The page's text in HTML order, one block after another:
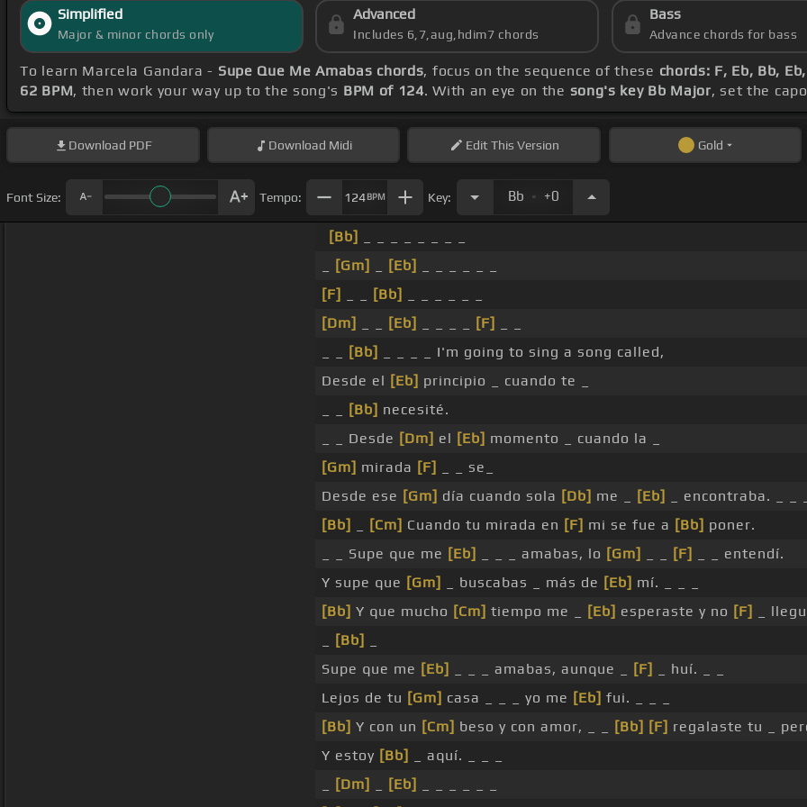
Simplified
Major & minor chords only
Advanced
Includes 6,7,aug,hdim7 chords
Bass
Advance chords for bass
To learn Marcela Gandara - Supe Que Me Amabas chords, focus on the sequence of these chords: F, Eb, Bb,
62 BPM, then work your way up to the song's BPM of 124. With an eye on the song's key Bb Major, set the
Download PDF Download Midi EditThis Version Gold
Font Size: Tempo: 124BPM Key: Bb . +0
[Bb]
[Gm] [Eb]
[F]
[Bb]
[Dm]
[Eb] [F]
[Bb]
_ _ _ _ I'm going to sing a song called,
Desde el [Eb] principio _ cuando te _
[Bb] necesité.
_ _ Desde [Dm] el [Eb] momento _ cuando la _
[Gm] mirada [F]
_ _ se_
Desde ese [Gm] día cuando sola [Db] me _ [Eb]
_ encontraba. _ _ _
[Bb]
[Cm] Cuando tu mirada en [F] mi se fue a [Bb] poner.
_ _ Supe que me [Eb] _ _ _ amabas, lo [Gm] [F]
_ _ entendí.
Y supe que [Gm] _ buscabas _ más de [Eb] mí. _ _ _
[Bb] Y que mucho [Cm] tiempo me _ [Eb] esperaste y no [F]
_
[Bb]
Supe que me [Eb] _ _ _ amabas, aunque _ [F]
_ huí. _ _
Lejos de tu [Gm] casa _ _ _ yo me [Eb] fui. _ _ _
[Bb] Y con un [Cm] beso y con amor, _ _ [Bb] [F] regalaste tu _
Y estoy [Bb]
_ aquí. _ _ _
[Dm] [Eb]